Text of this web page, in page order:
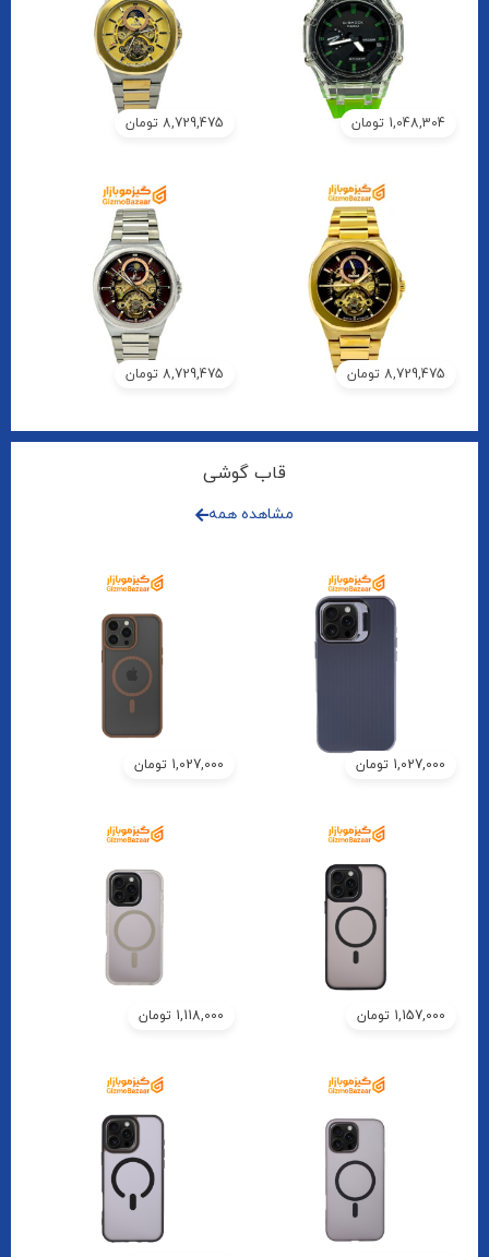
1,048,304 تومان 8,729,475 تومان
8,729,475 تومان 8,729,475 تومان
قاب گوشی
مشاهده همه
1,027,000 تومان 1,027,000 تومان
1,157,000 تومان 1,118,000 تومان